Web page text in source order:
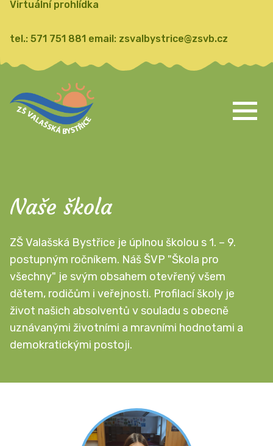
Virtuální prohlídka
tel.: 571 751 881 email: zsvalbystrice@zsvb.cz
Naše škola
ZŠ Valašská Bystřice je úplnou školou s 1. – 9.
postupným ročníkem. Náš ŠVP "Škola pro
všechny" je svým obsahem otevřený všem
dětem, rodičům i veřejnosti. Profilací školy je
život našich absolventů v souladu s obecně
uznávanými životními a mravními hodnotami a
demokratickými postoji.